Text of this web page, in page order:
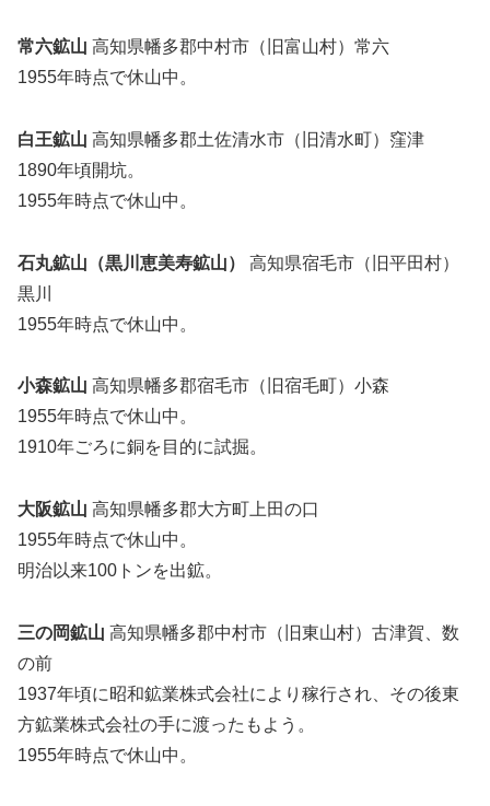
常六鉱山 高知県幡多郡中村市（旧富山村）常六
1955年時点で休山中。
白王鉱山 高知県幡多郡土佐清水市（旧清水町）窪津
1890年頃開坑。
1955年時点で休山中。
石丸鉱山（黒川恵美寿鉱山）
高知県宿毛市（旧平田村）
黒川
1955年時点で休山中。
小森鉱山 高知県幡多郡宿毛市（旧宿毛町）小森
1955年時点で休山中。
1910年ごろに銅を目的に試掘。
大阪鉱山 高知県幡多郡大方町上田の口
1955年時点で休山中。
明治以来100トンを出鉱。
三の岡鉱山 高知県幡多郡中村市（旧東山村）古津賀、数
の前
1937年頃に昭和鉱業株式会社により稼行され、その後東
方鉱業株式会社の手に渡ったもよう。
1955年時点で休山中。